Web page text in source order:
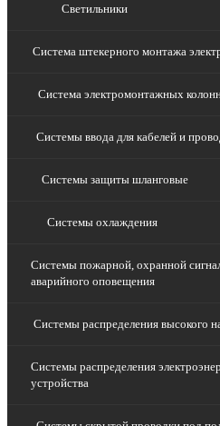
Светильники
Система штекерного монтажа
Система электромонтажных
Системы ввода для кабелей и
Системы защиты шланговые
Системы охлаждения
Системы пожарной, охранной
аварийного оповещения
Системы распределения высокого
Системы распределения
устройства